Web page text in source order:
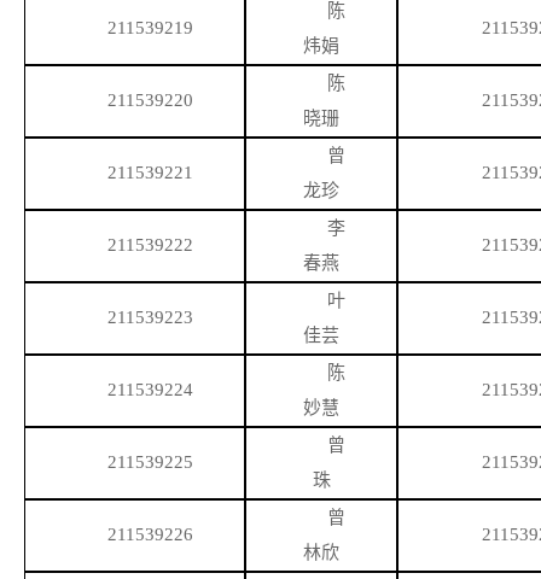
211539219
陈
炜娟
211539220
陈
晓珊
211539221
曾
龙珍
211539222
李
春燕
211539223
叶
佳芸
211539224
陈
妙慧
211539225
曾
珠
211539226
曾
林欣